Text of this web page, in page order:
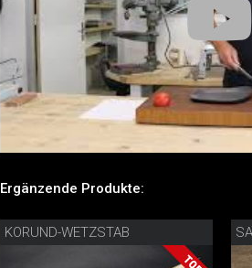
Ergänzende Produkte:
KORUND-WETZSTAB